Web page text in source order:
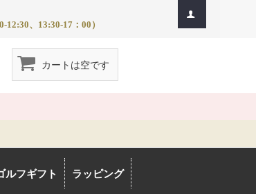
12:30、13:30-17：00）
カートは空です
ルフギフト ラッピング